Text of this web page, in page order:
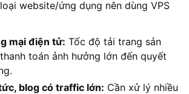
website/ứng dụng nên dùng VPS
mại điện tử: Tốc độ tải trang sản
toán ảnh hưởng lớn đến quyết
blog có traffic lớn: Cần xử lý nhiều